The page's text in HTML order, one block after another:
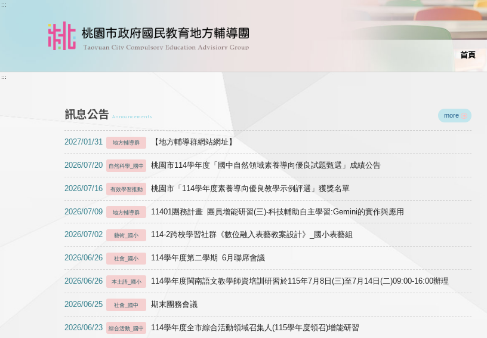
跳到主要內容
:::
首頁
:::
訊息公告 Announcements more
2027/01/31 地方輔導群 【地方輔導群網站網址】
2026/07/20 自然科學_國中 桃園市114學年度「國中自然領域素養導向優良試題甄選」成績公告
2026/07/16 有效學習推動 桃園市「114學年度素養導向優良教學示例評選」獲獎名單
2026/07/09 地方輔導群 11401團務計畫 團員增能研習(三)-科技輔助自主學習:Gemini的實作與應用
2026/07/02 藝術_國小 114-2跨校學習社群《數位融入表藝教案設計》_國小表藝組
2026/06/26 社會_國小 114學年度第二學期 6月聯席會議
2026/06/26 本土語_國小 114學年度閩南語文教學師資培訓研習於115年7月8日(三)至7月14日(二)09:00-16:00辦理
2026/06/25 社會_國中 期末團務會議
2026/06/23 綜合活動_國中 114學年度全市綜合活動領域召集人(115學年度領召)增能研習